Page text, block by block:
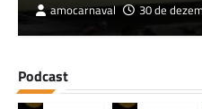
amocarnaval 30 de
Podcast